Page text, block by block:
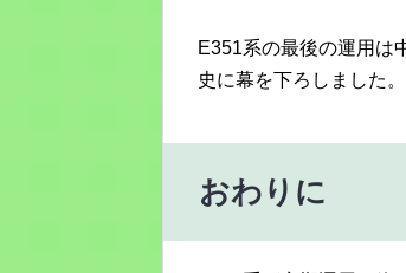
E351系の最後の運用は
史に幕を下ろしました。
おわりに